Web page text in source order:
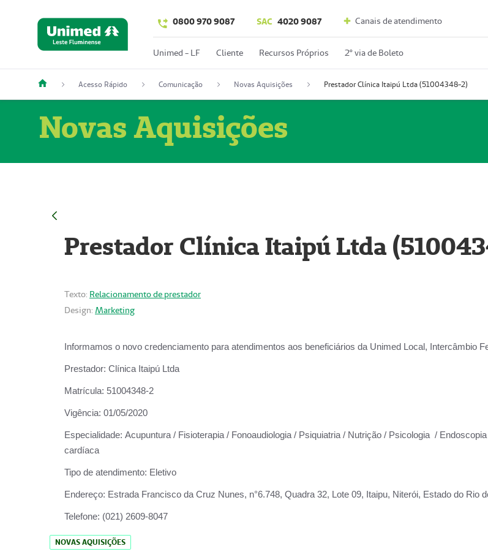
0800 970 9087 SAC 4020 9087 Canais de atendimento
Unimed - LF Cliente Recursos Próprios 2º via de Boleto
Acesso Rápido Comunicação Novas Aquisições Prestador Clínica Itaipú Ltda (51004348-2)
Novas Aquisições
Prestador Clínica Itaipú Ltda
Texto: Relacionamento de prestador
Design: Marketing
Informamos o novo credenciamento para atendimentos aos beneficiários da Unimed Local, Intercâmbio
Prestador: Clínica Itaipú Ltda
Matrícula: 51004348-2
Vigência: 01/05/2020
Especialidade: Acupuntura / Fisioterapia / Fonoaudiologia / Psiquiatria / Nutrição / Psicologia /
cardíaca
Tipo de atendimento: Eletivo
Endereço: Estrada Francisco da Cruz Nunes, n°6.748, Quadra 32, Lote 09, Itaipu, Niterói, Estado do Rio
Telefone: (021) 2609-8047
NOVAS AQUISIÇÕES